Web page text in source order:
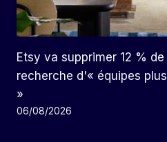
Etsy va supprimer 12 %
recherche d'« équipes
»
06/08/2026